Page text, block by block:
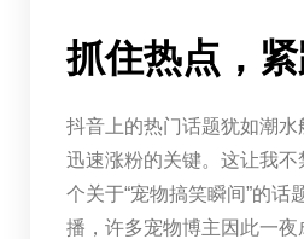
抓住热点，
抖音上的热门话题犹如潮
迅速涨粉的关键。这让我
个关于“宠物搞笑瞬间”的话
播，许多宠物博主因此一夜